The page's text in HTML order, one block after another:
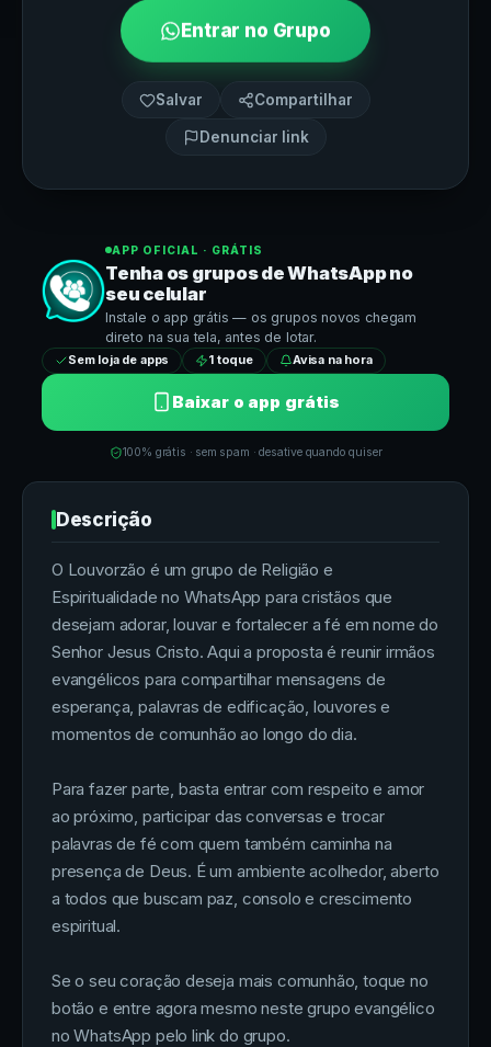
Entrar no Grupo
Salvar Compartilhar
Denunciar link
APP OFICIAL · GRÁTIS
Tenha os grupos deWhatsAppno
seu celular
Instale o app grátis — os grupos novos chegam
direto na sua tela, antes de lotar.
Sem loja de apps 1 toque Avisa na hora
Baixar o app grátis
100% grátis · sem spam · desative quando quiser
Descrição
O Louvorzão é um grupo de Religião e
Espiritualidade no WhatsApp para cristãos que
desejam adorar, louvar e fortalecer a fé em nome do
Senhor Jesus Cristo. Aqui a proposta é reunir irmãos
evangélicos para compartilhar mensagens de
esperança, palavras de edificação, louvores e
momentos de comunhão ao longo do dia.
Para fazer parte, basta entrar com respeito e amor
ao próximo, participar das conversas e trocar
palavras de fé com quem também caminha na
presença de Deus. É um ambiente acolhedor, aberto
a todos que buscam paz, consolo e crescimento
espiritual.
Se o seu coração deseja mais comunhão, toque no
botão e entre agora mesmo neste grupo evangélico
no WhatsApp pelo link do grupo.